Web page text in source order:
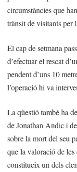
circumstàncies que
trànsit de visitants per
El cap de setmana
d’efectuar el rescat
pendent d’uns 10
l’operació hi va
La qüestió també ha
de Jonathan Andic i
sobre la mort del seu
que la valoració de
constitueix un dels